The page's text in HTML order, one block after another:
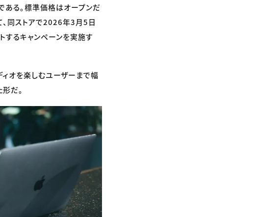
る。標準価格はオープンだ
、同ストアで2026年3月5日
るキャンペーンを実施す
オを楽しむユーザーまで幅
だ。